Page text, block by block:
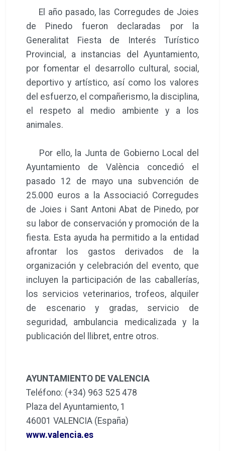
El año pasado, las Corregudes de Joies
de Pinedo fueron declaradas por la
Generalitat Fiesta de Interés Turístico
Provincial, a instancias del Ayuntamiento,
por fomentar el desarrollo cultural, social,
deportivo y artístico, así como los valores
del esfuerzo, el compañerismo, la disciplina,
el respeto al medio ambiente y a los
animales.
Por ello, la Junta de Gobierno Local del
Ayuntamiento de València concedió el
pasado 12 de mayo una subvención de
25.000 euros a la Associació Corregudes
de Joies i Sant Antoni Abat de Pinedo, por
su labor de conservación y promoción de la
fiesta. Esta ayuda ha permitido a la entidad
afrontar los gastos derivados de la
organización y celebración del evento, que
incluyen la participación de las caballerías,
los servicios veterinarios, trofeos, alquiler
de escenario y gradas, servicio de
seguridad, ambulancia medicalizada y la
publicación del llibret, entre otros.
AYUNTAMIENTO DE VALENCIA
Teléfono: (+34) 963 525 478
Plaza del Ayuntamiento, 1
46001 VALENCIA (España)
www.valencia.es